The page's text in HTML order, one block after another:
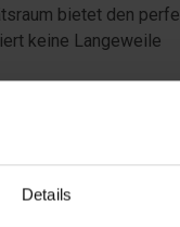
Details
bietet den
keine Langeweile
Stunden im
Hunde die